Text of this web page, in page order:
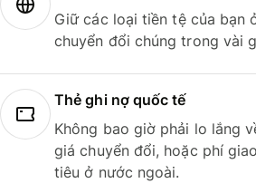
Giữ các loại tiền tệ của bạn
chuyển đổi chúng trong vài
Thẻ ghi nợ quốc tế
Không bao giờ phải lo lắng
giá chuyển đổi, hoặc phí
tiêu ở nước ngoài.